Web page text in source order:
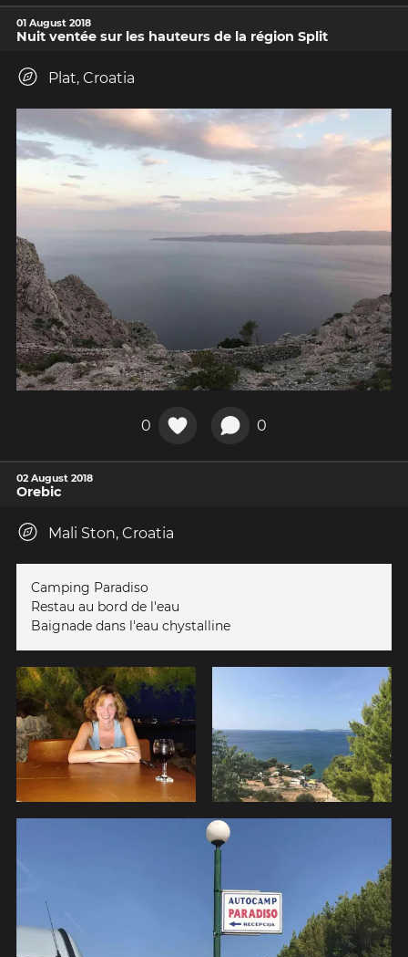
01 August 2018
Nuit ventée sur les hauteurs de la région Split
Plat, Croatia
0 0
02 August 2018
Orebic
Mali Ston, Croatia
Camping Paradiso
Restau au bord de l'eau
Baignade dans l'eau chystalline